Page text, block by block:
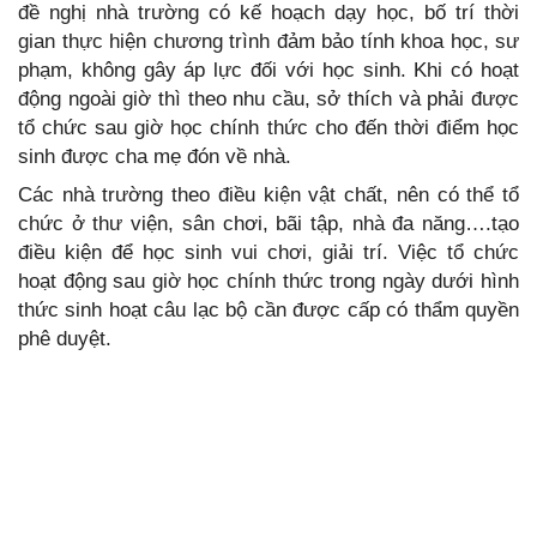
đề nghị nhà trường có kế hoạch dạy học, bố trí thời
gian thực hiện chương trình đảm bảo tính khoa học, sư
phạm, không gây áp lực đối với học sinh. Khi có hoạt
động ngoài giờ thì theo nhu cầu, sở thích và phải được
tổ chức sau giờ học chính thức cho đến thời điểm học
sinh được cha mẹ đón về nhà.
Các nhà trường theo điều kiện vật chất, nên có thể tổ
chức ở thư viện, sân chơi, bãi tập, nhà đa năng….tạo
điều kiện để học sinh vui chơi, giải trí. Việc tổ chức
hoạt động sau giờ học chính thức trong ngày dưới hình
thức sinh hoạt câu lạc bộ cần được cấp có thẩm quyền
phê duyệt.